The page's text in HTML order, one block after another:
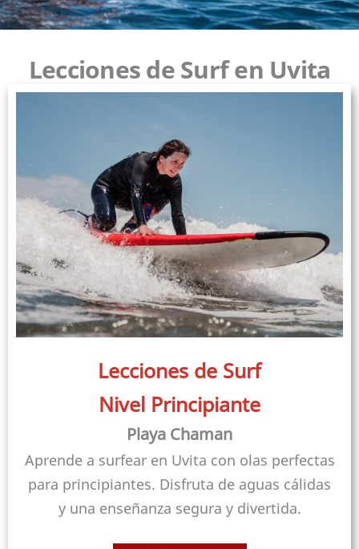
Lecciones de Surf en Uvita
Lecciones de Surf
Nivel Principiante
Playa Chaman
Aprende a surfear en Uvita con olas perfectas
para principiantes. Disfruta de aguas cálidas
y una enseñanza segura y divertida.